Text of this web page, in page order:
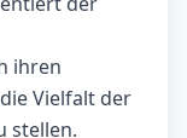
ihren
Vielfalt der
stellen.